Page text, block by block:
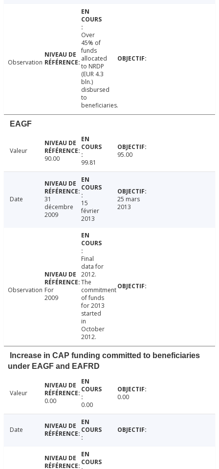
Observation
Over
45% of
funds
allocated
to NRDP
(EUR 4.3
bln.)
disbursed
to
beneficiaries.
EAGF
Valeur
90.00
99.81
95.00
Date
31
décembre
2009
15
février
2013
25 mars
2013
Observation For
2009
Final
data for
2012.
The
commitment
of funds
for 2013
started
in
October
2012.
Increase in CAP funding committed to beneficiaries
under EAGF and EAFRD
Valeur
0.00
0.00
0.00
Date